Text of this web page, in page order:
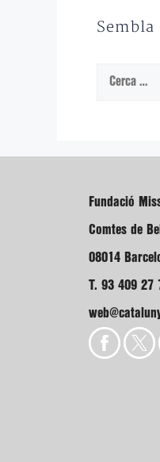
Cerca:
Fundació
Comtes de
08014
T. 93 409 27